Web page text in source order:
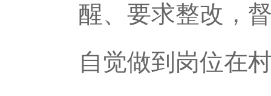
醒、要求整改，
自觉做到岗位在